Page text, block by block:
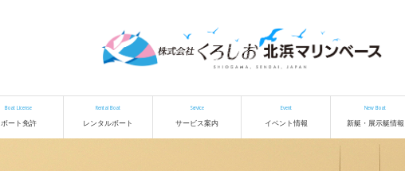
Boat License
ボート免許
Rental Boat
レンタルボート
Service
サービス案内
Event
イベント情報
New Boat
新艇・展示艇情報